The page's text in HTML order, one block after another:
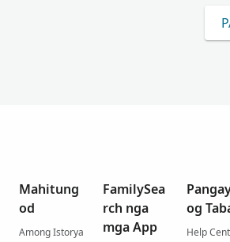
Mahitung
od
Among Istorya
FamilySea
rch nga
mga App
og
Help